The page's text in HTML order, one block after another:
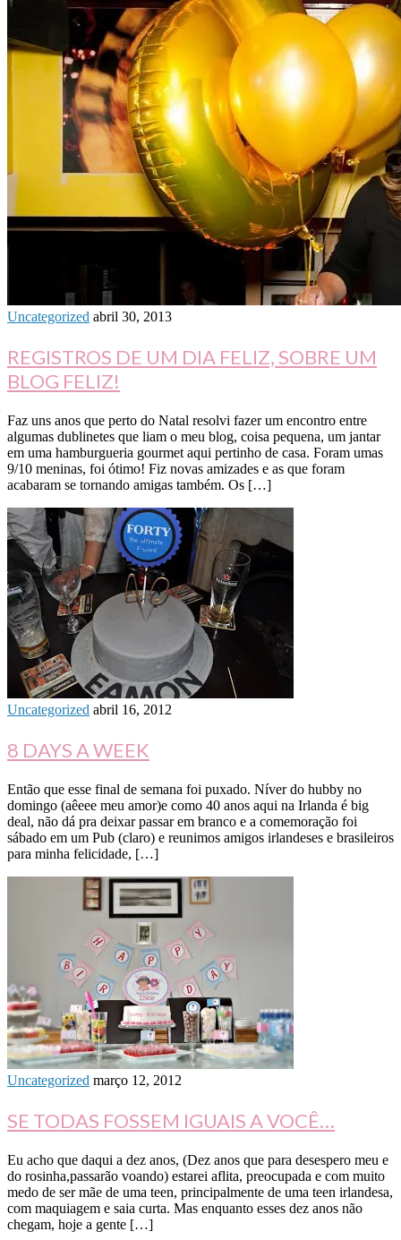
Uncategorized abril 30, 2013
REGISTROS DE UM DIA FELIZ, SOBRE UM
BLOG FELIZ!
Faz uns anos que perto do Natal resolvi fazer um encontro entre
algumas dublinetes que liam o meu blog, coisa pequena, um jantar
em uma hamburgueria gourmet aqui pertinho de casa. Foram umas
9/10 meninas, foi ótimo! Fiz novas amizades e as que foram
acabaram se tornando amigas também. Os […]
Uncategorized abril 16, 2012
8 DAYS A WEEK
Então que esse final de semana foi puxado. Níver do hubby no
domingo (aêeee meu amor)e como 40 anos aqui na Irlanda é big
deal, não dá pra deixar passar em branco e a comemoração foi
sábado em um Pub (claro) e reunimos amigos irlandeses e brasileiros
para minha felicidade, […]
Uncategorized março 12, 2012
SE TODAS FOSSEM IGUAIS A VOCÊ…
Eu acho que daqui a dez anos, (Dez anos que para desespero meu e
do rosinha,passarão voando) estarei aflita, preocupada e com muito
medo de ser mãe de uma teen, principalmente de uma teen irlandesa,
com maquiagem e saia curta. Mas enquanto esses dez anos não
chegam, hoje a gente […]